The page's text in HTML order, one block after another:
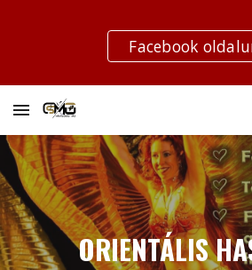
Skip to main content
Facebook
ORIENTÁLIS